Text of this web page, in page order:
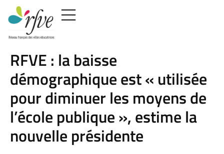
RFVE : la baisse
démographique est « utilisée
pour diminuer les moyens de
l’école publique », estime la
nouvelle présidente